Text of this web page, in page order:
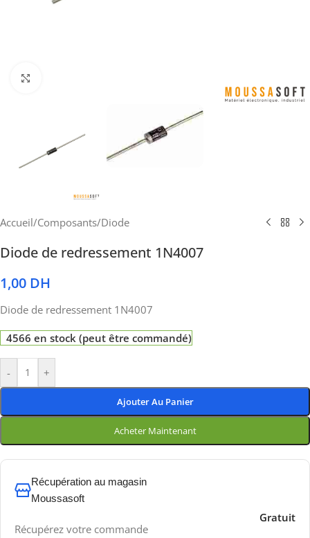
Accueil/Composants/Diode
Diode de redressement 1N4007
1,00 DH
Diode de redressement 1N4007
4566 en stock (peut être commandé)
- +
Ajouter Au Panier
Acheter Maintenant
Récupération au magasin
Moussasoft
Récupérez votre commande
Gratuit